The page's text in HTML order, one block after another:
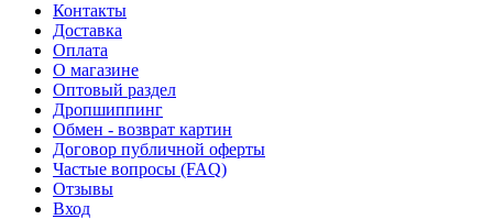
Контакты
Доставка
Оплата
О магазине
Оптовый раздел
Дропшиппинг
Обмен - возврат картин
Договор публичной оферты
Частые вопросы (FAQ)
Отзывы
Вход